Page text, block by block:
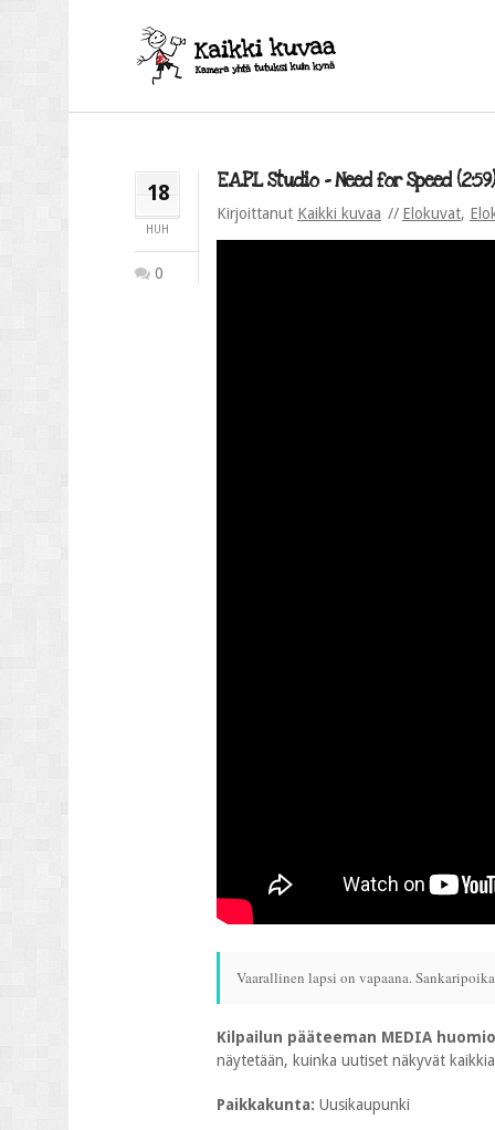
18
HUH
0
E.A.P.L Studio – Need for Speed (2:59)
Kirjoittanut Kaikki kuvaa Elokuvat,
Vaarallinen lapsi on vapaana.
Kilpailun pääteeman MEDIA
näytetään, kuinka uutiset näkyvät
Paikkakunta: Uusikaupunki